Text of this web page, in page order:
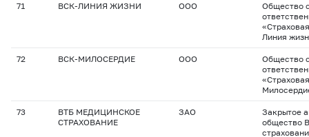
71 ВСК-ЛИНИЯ ЖИЗНИ ООО
Общество
Линия
72 ВСК-МИЛОСЕРДИЕ ООО
Общество
73
ВТБ МЕДИЦИНСКОЕ
СТРАХОВАНИЕ
ЗАО
Закрытое
общество